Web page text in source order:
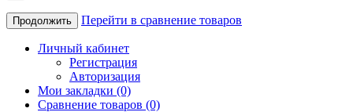
Продолжить Перейти в сравнение товаров
Личный кабинет
Регистрация
Авторизация
Мои закладки (0)
Сравнение товаров (0)